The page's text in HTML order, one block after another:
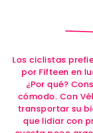
Los ciclistas
por Fifteen en
¿Por qué?
cómodo. Con
transportar su
que lidiar con